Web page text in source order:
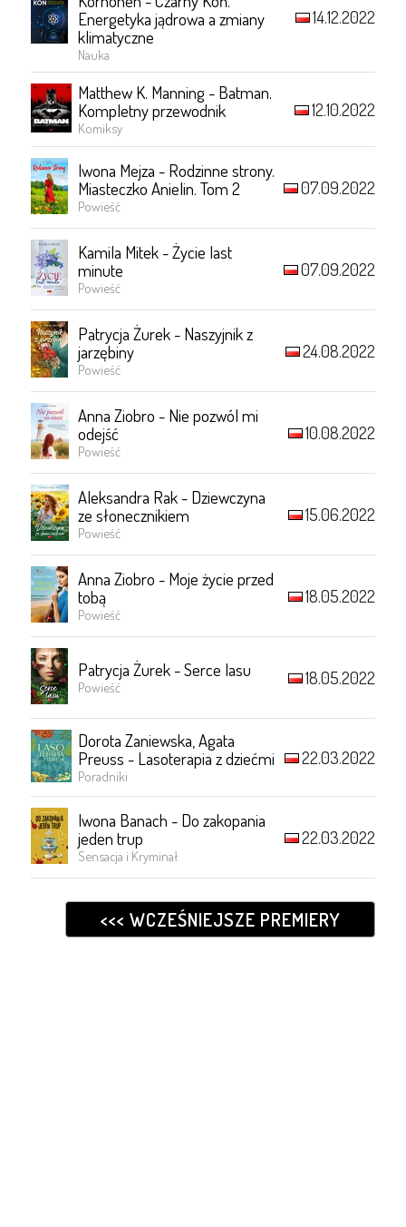
Energetyka jądrowa a zmiany
klimatyczne
Nauka
14.12.2022
Matthew K. Manning - Batman.
Kompletny przewodnik
Komiksy
12.10.2022
Iwona Mejza - Rodzinne strony.
Miasteczko Anielin. Tom 2
Powieść
07.09.2022
Kamila Mitek - Życie last
minute
Powieść
07.09.2022
Patrycja Żurek - Naszyjnik z
jarzębiny
Powieść
24.08.2022
Anna Ziobro - Nie pozwól mi
odejść
Powieść
10.08.2022
Aleksandra Rak - Dziewczyna
ze słonecznikiem
Powieść
15.06.2022
Anna Ziobro - Moje życie przed
tobą
Powieść
18.05.2022
Patrycja Żurek - Serce lasu
Powieść 18.05.2022
Dorota Zaniewska, Agata
Preuss - Lasoterapia z dziećmi
Poradniki
22.03.2022
Iwona Banach - Do zakopania
jeden trup
Sensacja i Kryminał
22.03.2022
<<< WCZEŚNIEJSZE PREMIERY